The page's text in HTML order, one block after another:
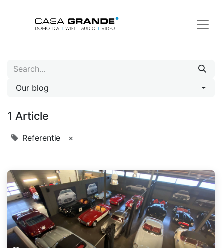
Our blog
1 Article
Referentie ×